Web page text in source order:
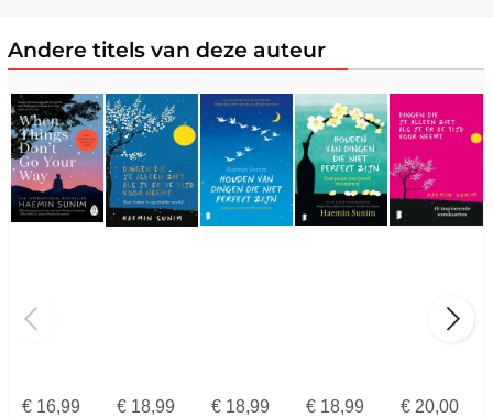
Andere titels van deze auteur
€16,99 €18,99 € 18,99 € 18,99 € 20,00